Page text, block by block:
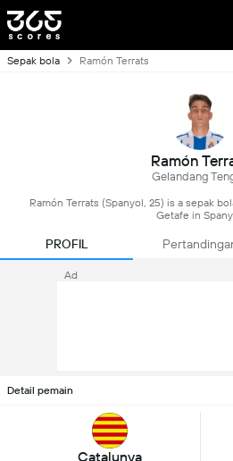
Sepak bola Ramón Terrats
Ramón
Gelandang
Ramón Terrats (Spanyol, 25) is a sepak
Getafe in
PROFIL
Ad
Detail pemain
Catalunya